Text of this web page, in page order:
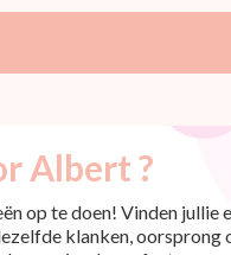
Albert ?
op te doen! Vinden jullie
klanken, oorsprong